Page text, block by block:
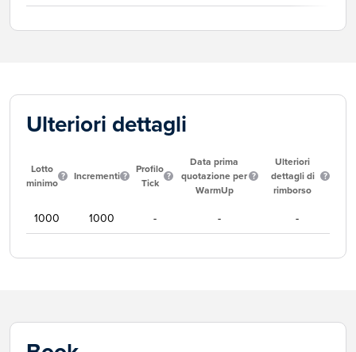
Ulteriori dettagli
Lotto
minimo
Incrementi
Profilo
Tick
Data prima
quotazione per
WarmUp
Ulteriori
dettagli di
rimborso
1000 1000 - - -